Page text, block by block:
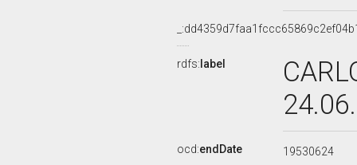
rdfs: label
ocd:endDate 19530624